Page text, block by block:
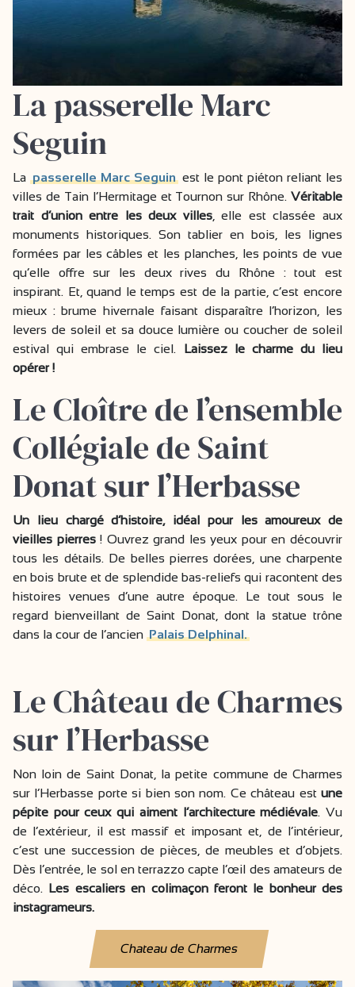
La passerelle Marc
Seguin
La passerelle Marc Seguin est le pont piéton reliant les
villes de Tain l’Hermitage et Tournon sur Rhône. Véritable
trait d’union entre les deux villes, elle est classée aux
monuments historiques. Son tablier en bois, les lignes
formées par les câbles et les planches, les points de vue
qu’elle offre sur les deux rives du Rhône : tout est
inspirant. Et, quand le temps est de la partie, c’est encore
mieux : brume hivernale faisant disparaître l’horizon, les
levers de soleil et sa douce lumière ou coucher de soleil
estival qui embrase le ciel. Laissez le charme du lieu
opérer !
Le Cloître de l’ensemble
Collégiale de Saint
Donat sur l’Herbasse
Un lieu chargé d’histoire, idéal pour les amoureux de
vieilles pierres! Ouvrez grand les yeux pour en découvrir
tous les détails. De belles pierres dorées, une charpente
en bois brute et de splendide bas-reliefs qui racontent des
histoires venues d’une autre époque. Le tout sous le
regard bienveillant de Saint Donat, dont la statue trône
dans la cour de l’ancien Palais Delphinal.
Le Château de Charmes
sur l’Herbasse
Non loin de Saint Donat, la petite commune de Charmes
sur l’Herbasse porte si bien son nom. Ce château est une
pépite pour ceux qui aiment l’architecture médiévale. Vu
de l’extérieur, il est massif et imposant et, de l’intérieur,
c’est une succession de pièces, de meubles et d’objets.
Dès l’entrée, le sol en terrazzo capte l’œil des amateurs de
déco. Les escaliers en colimaçon feront le bonheur des
instagrameurs.
Chateau de Charmes